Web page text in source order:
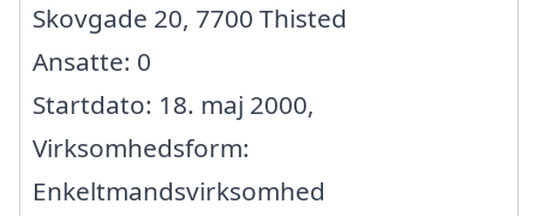
Skovgade 20, 7700 Thisted
Ansatte: 0
Startdato: 18. maj 2000,
Virksomhedsform:
Enkeltmandsvirksomhed